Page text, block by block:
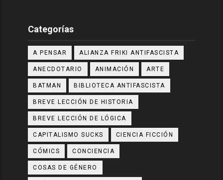
Categorías
A PENSAR ALIANZA FRIKI ANTIFASCISTA
ANECDOTARIO ANIMACIÓN ARTE
BATMAN BIBLIOTECA ANTIFASCISTA
BREVE LECCIÓN DE HISTORIA
BREVE LECCIÓN DE LÓGICA
CAPITALISMO SUCKS CIENCIA FICCIÓN
CÓMICS CONCIENCIA
COSAS DE GÉNERO